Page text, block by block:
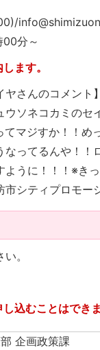
00分～
ます。
さんのコメント】
ウソネコカミの
てマジすか！！
ってるんや！
うに！！！※き
シティプロモー
。
込むことはできま
企画政策課